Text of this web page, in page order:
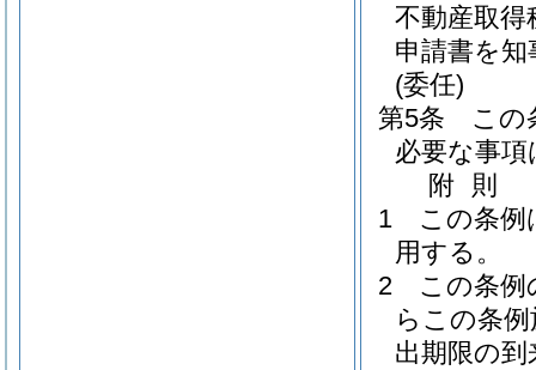
不動産取得
申請書を
(委任)
第5条
この
必要な事
附 則
1
この条例
用する。
2
この条例
らこの条
出期限の